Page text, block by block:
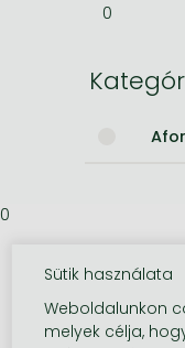
0
0
Sütik használata
Weboldalunkon
melyek célja,